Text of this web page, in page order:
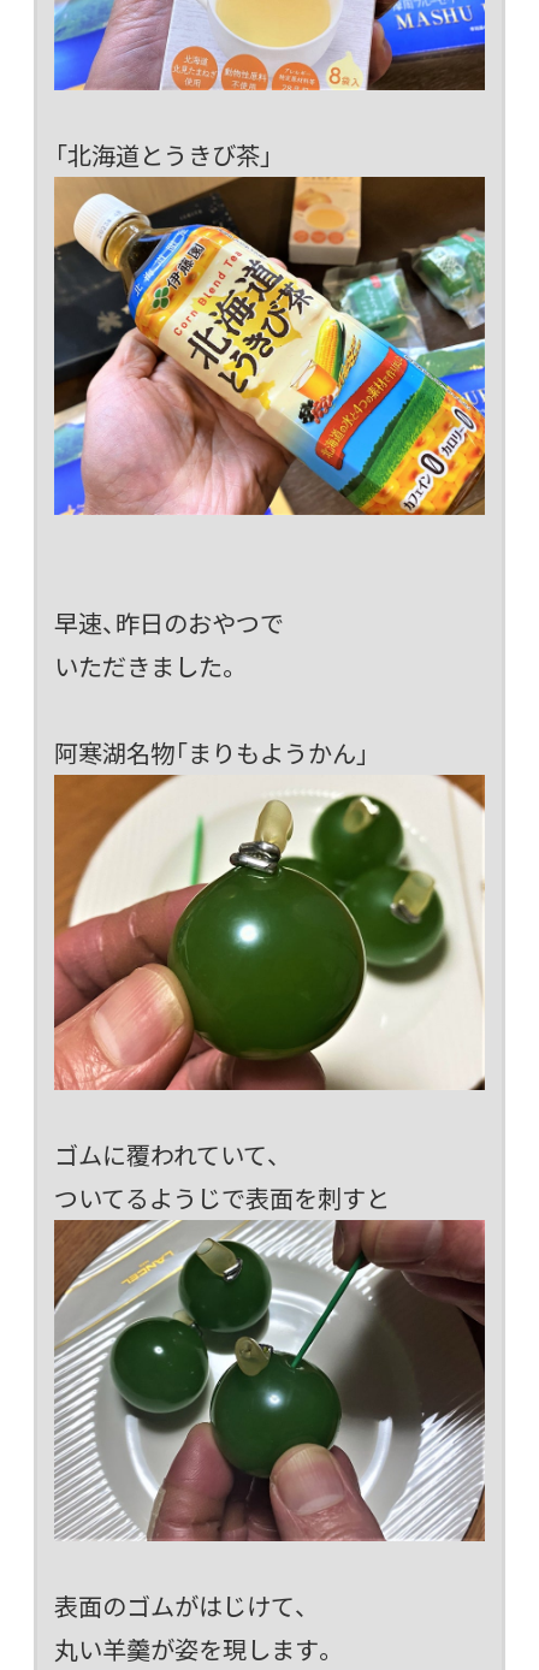
「北海道とうきび茶」
早速、昨日のおやつで
いただきました。
阿寒湖名物「まりもようかん」
ゴムに覆われていて、
ついてるようじで表面を刺すと
表面のゴムがはじけて、
丸い羊羹が姿を現します。